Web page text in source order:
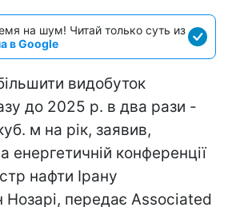
на шум! Читай только суть из
в Google
видобуток
до 2025 р. в два рази -
м на рік, заявив,
енергетичній конференції
нафти Ірану
Нозарі, передає Associated